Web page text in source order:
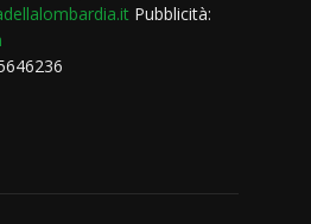
Pubblicità: